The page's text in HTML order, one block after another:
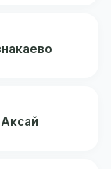
Аксай